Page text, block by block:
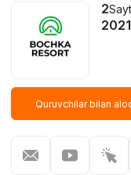
2
2021
Quruvchilar bilan